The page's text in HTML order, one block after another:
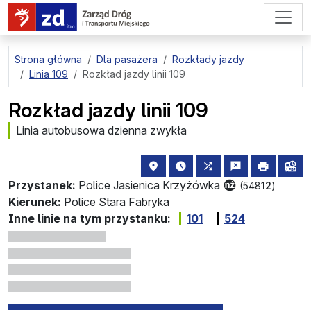
przejdź do treści strony
Strona główna Dla pasażera
Rozkłady jazdy
Linia 109
Rozkład jazdy linii 109
Rozkład jazdy linii 109
Linia autobusowa dzienna zwykła
Przystanek: Police Jasienica Krzyżówka (54812)
lokalizacja przystanku na mapie
najbliższe odjazdy z tego
wszystkie linie
zgłośdrukuj
Kierunek: Police Stara Fabryka
Inne linie na tym przystanku:
101 524